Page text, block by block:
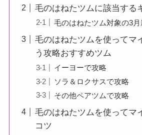
毛のはねたツムに該当する
毛のはねたツム対象の3月
毛のはねたツムを使ってマ
う攻略おすすめツム
イーヨーで攻略
ソラ＆ロクサスで攻略
その他ペアツムで攻略
毛のはねたツムを使ってマ
コツ